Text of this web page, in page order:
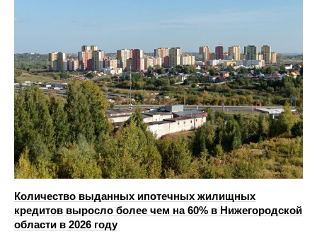
Количество выданных ипотечных жилищных
кредитов выросло более чем на 60% в Нижегородской
области в 2026 году